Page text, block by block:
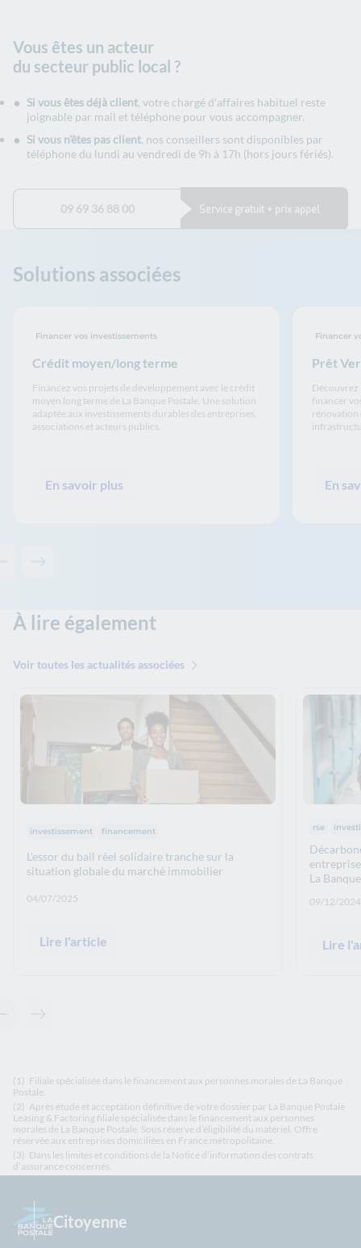
Vous êtes un acteur
du secteur public local ?
Si vous êtes déjà client, votre chargé d'affaires habituel reste
joignable par mail et téléphone pour vous accompagner.
Si vous n'êtes pas client, nos conseillers sont disponibles par
téléphone du lundi au vendredi de 9h à 17h (hors jours fériés).
09 69 36 88 00 Service gratuit + prix appel
Solutions associées
Crédit moyen/long terme
Financer vos investissements
Financez vos projets de développement avec le crédit
moyen long terme de La Banque Postale. Une solution
adaptée aux investissements durables des entreprises,
associations et acteurs publics.
En savoir plus
Prêt
Financer
Découvrez
financer
rénovation
En
Contenu précédent - Solutions associées
Contenu suivant - Solutions associées
À lire également
Voir toutes les actualités associées
Thématiques :
investissement financement
L’essor du bail réel solidaire tranche sur la
situation globale du marché immobilier
Date de publication: :
04/07/2025
Lire l'article
rse
La
Date de
09/12/2024
Lire
Contenu précédent - À lire également
Contenu suivant - À lire également
(1) Filiale spécialisée dans le financement aux personnes morales de La Banque
Postale.
(2) Après étude et acceptation définitive de votre dossier par La Banque Postale
Leasing & Factoring filiale spécialisée dans le financement aux personnes
morales de La Banque Postale. Sous réserve d’éligibilité du matériel. Offre
réservée aux entreprises domiciliées en France métropolitaine.
(3) Dans les limites et conditions de la Notice d’information des contrats
d’assurance concernés.
Citoyenne